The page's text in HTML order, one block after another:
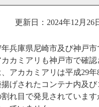
更新日：2024年12月26
年兵庫県尼崎市及び神戸
カミアリも神戸市で確認
アカカミアリは平成29
げされたコンテナ内及
れ目で発見されていま